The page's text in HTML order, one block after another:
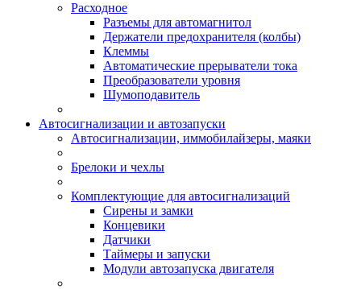
Расходное
Разъемы для автомагнитол
Держатели предохранителя (колбы)
Клеммы
Автоматические прерыватели тока
Преобразователи уровня
Шумоподавитель
Автосигнализации и автозапуски
Автосигнализации, иммобилайзеры, маяки
Брелоки и чехлы
Комплектующие для автосигнализаций
Сирены и замки
Концевики
Датчики
Таймеры и запуски
Модули автозапуска двигателя